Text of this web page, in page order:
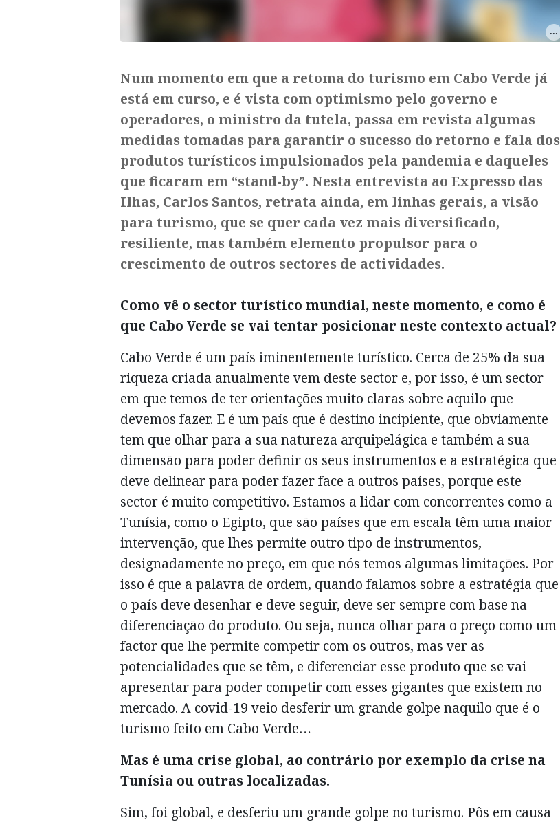
Num momento em que a retoma do turismo em Cabo Verde já
está em curso, e é vista com optimismo pelo governo e
operadores, o ministro da tutela, passa em revista algumas
medidas tomadas para garantir o sucesso do retorno e fala dos
produtos turísticos impulsionados pela pandemia e daqueles
que ficaram em “stand-by”. Nesta entrevista ao Expresso das
Ilhas, Carlos Santos, retrata ainda, em linhas gerais, a visão
para turismo, que se quer cada vez mais diversificado,
resiliente, mas também elemento propulsor para o
crescimento de outros sectores de actividades.
Como vê o sector turístico mundial, neste momento, e como é
que Cabo Verde se vai tentar posicionar neste contexto actual?
Cabo Verde é um país iminentemente turístico. Cerca de 25% da sua
riqueza criada anualmente vem deste sector e, por isso, é um sector
em que temos de ter orientações muito claras sobre aquilo que
devemos fazer. E é um país que é destino incipiente, que obviamente
tem que olhar para a sua natureza arquipelágica e também a sua
dimensão para poder definir os seus instrumentos e a estratégica que
deve delinear para poder fazer face a outros países, porque este
sector é muito competitivo. Estamos a lidar com concorrentes como a
Tunísia, como o Egipto, que são países que em escala têm uma maior
intervenção, que lhes permite outro tipo de instrumentos,
designadamente no preço, em que nós temos algumas limitações. Por
isso é que a palavra de ordem, quando falamos sobre a estratégia que
o país deve desenhar e deve seguir, deve ser sempre com base na
diferenciação do produto. Ou seja, nunca olhar para o preço como um
factor que lhe permite competir com os outros, mas ver as
potencialidades que se têm, e diferenciar esse produto que se vai
apresentar para poder competir com esses gigantes que existem no
mercado. A covid-19 veio desferir um grande golpe naquilo que é o
turismo feito em Cabo Verde…
Mas é uma crise global, ao contrário por exemplo da crise na
Tunísia ou outras localizadas.
Sim, foi global, e desferiu um grande golpe no turismo. Pôs em causa